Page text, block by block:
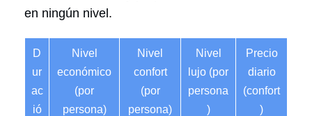
en ningún nivel.
D
ur
ac
ió
Nivel
económico
(por
persona)
Nivel
confort
(por
persona)
Nivel
lujo (por
persona
)
Precio
diario
(confort
)